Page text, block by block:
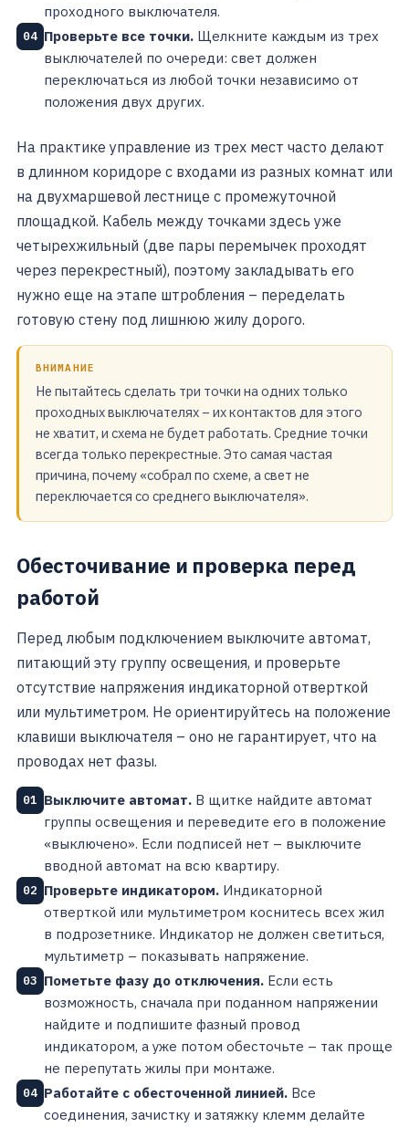
проходного выключателя.
04 Проверьте все точки. Щелкните каждым из трех
выключателей по очереди: свет должен
переключаться из любой точки независимо от
положения двух других.
На практике управление из трех мест часто делают
в длинном коридоре с входами из разных комнат или
на двухмаршевой лестнице с промежуточной
площадкой. Кабель между точками здесь уже
четырехжильный (две пары перемычек проходят
через перекрестный), поэтому закладывать его
нужно еще на этапе штробления – переделать
готовую стену под лишнюю жилу дорого.
ВНИМАНИЕ
Не пытайтесь сделать три точки на одних только
проходных выключателях – их контактов для этого
не хватит, и схема не будет работать. Средние точки
всегда только перекрестные. Это самая частая
причина, почему «собрал по схеме, а свет не
переключается со среднего выключателя».
Обесточивание и проверка перед
работой
Перед любым подключением выключите автомат,
питающий эту группу освещения, и проверьте
отсутствие напряжения индикаторной отверткой
или мультиметром. Не ориентируйтесь на положение
клавиши выключателя – оно не гарантирует, что на
проводах нет фазы.
01 Выключите автомат. В щитке найдите автомат
группы освещения и переведите его в положение
«выключено». Если подписей нет – выключите
вводной автомат на всю квартиру.
02 Проверьте индикатором. Индикаторной
отверткой или мультиметром коснитесь всех жил
в подрозетнике. Индикатор не должен светиться,
мультиметр – показывать напряжение.
03 Пометьте фазу до отключения. Если есть
возможность, сначала при поданном напряжении
найдите и подпишите фазный провод
индикатором, а уже потом обесточьте – так проще
не перепутать жилы при монтаже.
04 Работайте с обесточенной линией. Все
соединения, зачистку и затяжку клемм делайте